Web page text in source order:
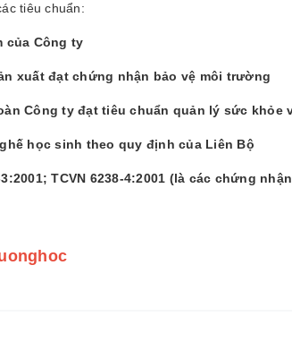
tiêu chuẩn:
của Công ty
xuất đạt chứng nhận bảo vệ môi trường
Công ty đạt tiêu chuẩn quản lý sức khỏe
học sinh theo quy định của Liên Bộ
TCVN 6238-4:2001 (là các chứng